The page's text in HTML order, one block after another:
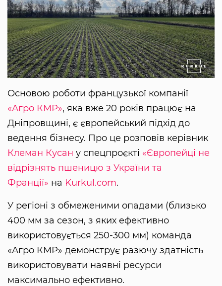
Основою роботи французької компанії
«Агро КМР», яка вже 20 років працює на
Дніпровщині, є європейський підхід до
ведення бізнесу. Про це розповів керівник
Клеман Кусан у спецпроєкті «Європейці не
відрізнять пшеницю з України та
Франції» на Kurkul.com.
У регіоні з обмеженими опадами (близько
400 мм за сезон, з яких ефективно
використовується 250-300 мм) команда
«Агро КМР» демонструє разючу здатність
використовувати наявні ресурси
максимально ефективно.